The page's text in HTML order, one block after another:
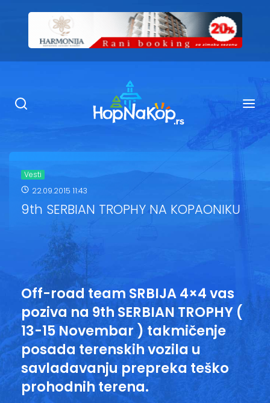
Ugostiteljstvo
Kop Info
Oglasi
Galerija
Copyright© 2020
Vesti
22.09.2015 11:43
9th SERBIAN TROPHY NA KOPAONIKU
Off-road team SRBIJA 4×4 vas
poziva na 9th SERBIAN TROPHY (
13-15 Novembar ) takmičenje
posada terenskih vozila u
savladavanju prepreka teško
prohodnih terena.